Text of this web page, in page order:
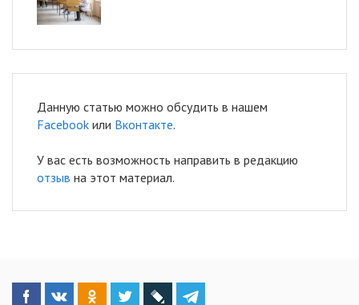
Данную статью можно обсудить в нашем
Facebook или Вконтакте.
У вас есть возможность направить в редакцию
отзыв на этот материал.